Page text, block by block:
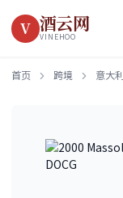
V 酒云网
VINEHOO
首页 跨境 意大利